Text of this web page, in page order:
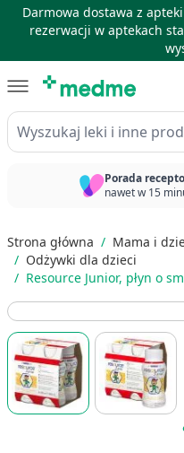
Darmowa dostawa z
rezerwacji w aptekach
Wyszukaj leki i inne produkty
Porada
nawet w 15
Strona główna / Mama i
/ Odżywki dla dzieci
/ Resource Junior, płyn o